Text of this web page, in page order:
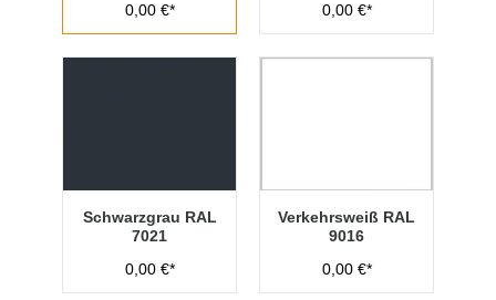
0,00 €*
0,00 €*
Schwarzgrau RAL
7021
0,00 €*
Verkehrsweiß RAL
9016
0,00 €*